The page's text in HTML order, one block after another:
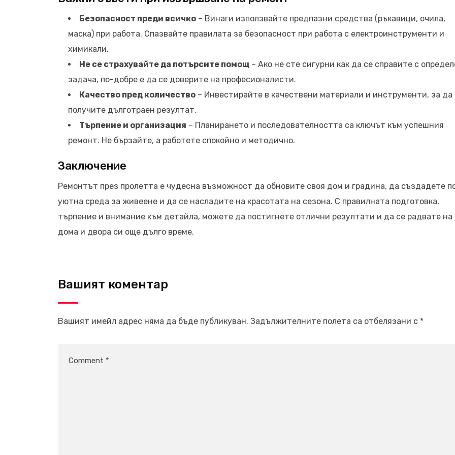
Безопасност преди всичко – Винаги използвайте предпазни средства (ръкавици, очила,
маска) при работа. Спазвайте правилата за безопасност при работа с електроинструменти и
химикали.
Не се страхувайте да потърсите помощ – Ако не сте сигурни как да се справите с
задача, по-добре е да се доверите на професионалисти.
Качество пред количество – Инвестирайте в качествени материали и инструменти, за да
получите дълготраен резултат.
Търпение и организация – Планирането и последователността са ключът към успешния
ремонт. Не бързайте, а работете спокойно и методично.
Заключение
Ремонтът през пролетта е чудесна възможност да обновите своя дом и градина, да създадете
уютна среда за живеене и да се насладите на красотата на сезона. С правилната подготовка,
търпение и внимание към детайла, можете да постигнете отлични резултати и да се радвате на
дома и двора си още дълго време.
Вашият коментар
Вашият имейл адрес няма да бъде публикуван. Задължителните полета са отбелязани с *